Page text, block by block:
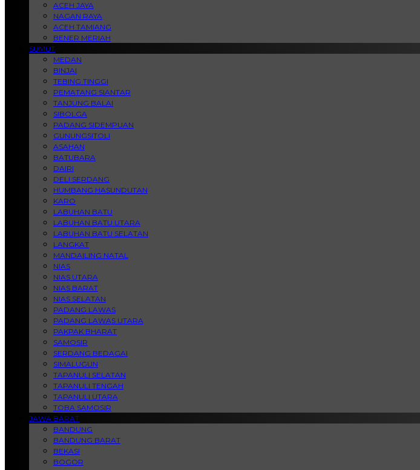
ACEH JAYA
NAGAN RAYA
ACEH TAMIANG
BENER MERIAH
SUMUT
MEDAN
BINJAI
TEBING TINGGI
PEMATANG SIANTAR
TANJUNG BALAI
SIBOLGA
PADANG SIDEMPUAN
GUNUNGSITOLI
ASAHAN
BATUBARA
DAIRI
DELI SERDANG
HUMBANG HASUNDUTAN
KARO
LABUHAN BATU
LABUHAN BATU UTARA
LABUHAN BATU SELATAN
LANGKAT
MANDAILING NATAL
NIAS
NIAS UTARA
NIAS BARAT
NIAS SELATAN
PADANG LAWAS
PADANG LAWAS UTARA
PAKPAK BHARAT
SAMOSIR
SERDANG BEDAGAI
SIMALUGUN
TAPANULI SELATAN
TAPANULI TENGAH
TAPANULI UTARA
TOBA SAMOSIR
JAWA BARAT
BANDUNG
BANDUNG BARAT
BEKASI
BOGOR